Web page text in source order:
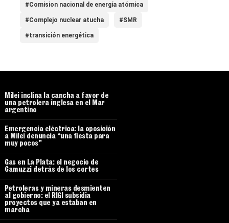
#Comision nacional de energía atómica
#Complejo nuclear atucha #SMR
#transición energética
Milei inclina la cancha a favor de
una petrolera inglesa en el Mar
argentino
Emergencia eléctrica: la oposición
a Milei denuncia “una fiesta para
muy pocos”
Gas en La Plata: el negocio de
Camuzzi detrás de los cortes
Petroleras y mineras desmienten
al gobierno: el RIGI subsidia
proyectos que ya estaban en
marcha